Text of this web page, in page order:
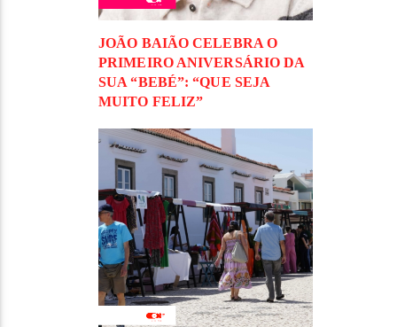
JOÃO BAIÃO CELEBRA O
PRIMEIRO ANIVERSÁRIO DA
SUA “BEBÉ”: “QUE SEJA
MUITO FELIZ”